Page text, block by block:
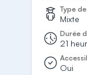
Type
Mixte
Durée
21
Oui